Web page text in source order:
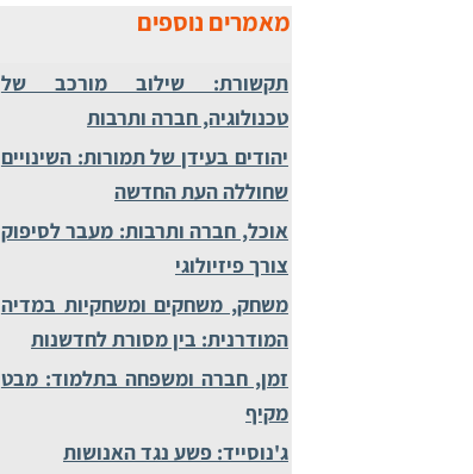
מאמרים נוספים
תקשורת: שילוב מורכב של
טכנולוגיה, חברה ותרבות
יהודים בעידן של תמורות: השינויים
שחוללה העת החדשה
אוכל, חברה ותרבות: מעבר לסיפוק
צורך פיזיולוגי
משחק, משחקים ומשחקיות במדיה
המודרנית: בין מסורת לחדשנות
זמן, חברה ומשפחה בתלמוד: מבט
מקיף
ג'נוסייד: פשע נגד האנושות